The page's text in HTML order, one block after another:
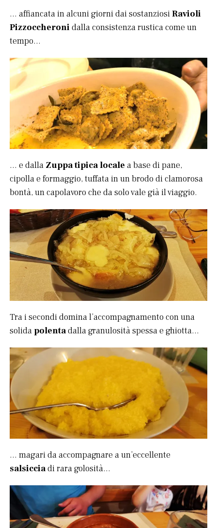
… affiancata in alcuni giorni dai sostanziosiRavioli
Pizzoccheroni dalla consistenza rustica come un
tempo…
… e dalla Zuppa tipica locale a base di pane,
cipolla e formaggio, tuffata in un brodo di clamorosa
bontà, un capolavoro che da solo vale già il viaggio.
Tra i secondi domina l’accompagnamento con una
solida polentadalla granulosità spessa e ghiotta…
… magari da accompagnare a un’eccellente
salsicciadi rara golosità…